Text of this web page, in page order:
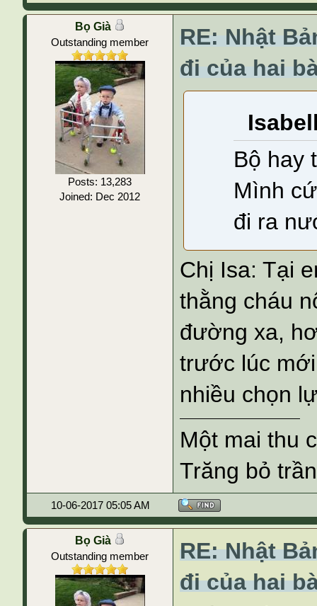
Bọ Già
Outstanding member
Posts: 13,283
Joined: Dec 2012
RE: Nhật
đi của hai
Bộ hay
Mình
đi ra
Chị Isa: Tại
thằng cháu
đường xa,
trước lúc
nhiều chọn
Một mai thu
Trăng bỏ
10-06-2017 05:05 AM
Bọ Già
Outstanding member
RE: Nhật
đi của hai